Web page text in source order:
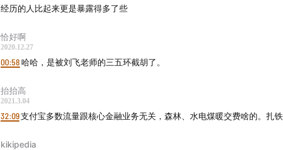
经历的人比起来更是暴露得多了些
恰好啊
2020.12.27
00:58哈哈，是被刘飞老师的三五环截胡了。
抬抬高
2021.3.04
32:09支付宝多数流量跟核心金融业务无关，森林、水电煤暖交费啥的。扎
kikipedia